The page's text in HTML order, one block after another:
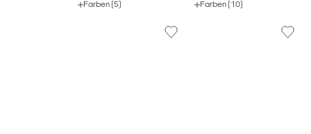
Farben (5)
Farben (10)